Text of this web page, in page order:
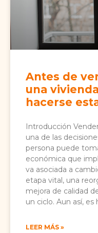
Antes de
una
hacerse
Introducción
una de las
persona puede
económica que
va asociada a
etapa vital, una
mejora de calidad
un ciclo. Aun así, es
LEER MÁS »